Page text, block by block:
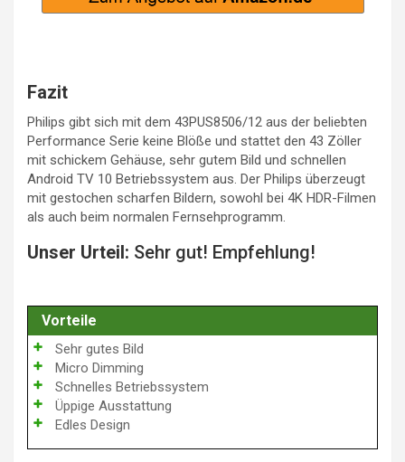
Fazit
Philips gibt sich mit dem 43PUS8506/12 aus der beliebten
Performance Serie keine Blöße und stattet den 43 Zöller
mit schickem Gehäuse, sehr gutem Bild und schnellen
Android TV 10 Betriebssystem aus. Der Philips überzeugt
mit gestochen scharfen Bildern, sowohl bei 4K HDR-Filmen
als auch beim normalen Fernsehprogramm.
Unser Urteil: Sehr gut! Empfehlung!
Vorteile
Sehr gutes Bild
Micro Dimming
Schnelles Betriebssystem
Üppige Ausstattung
Edles Design